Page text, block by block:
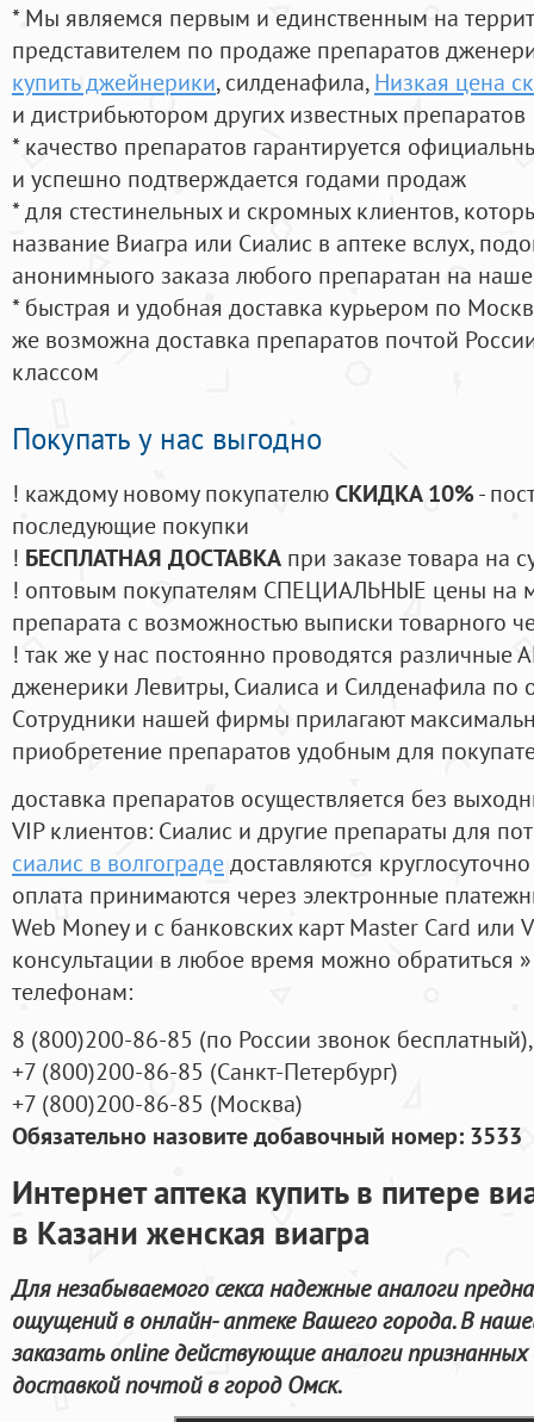
* Мы являемся первым и единственным на
представителем по продаже препаратов
купить джейнерики, силденафила, Низкая цена
и дистрибьютором других известных препаратов
* качество препаратов гарантируется
и успешно подтверждается годами продаж
* для стестинельных и скромных клиентов,
название Виагра или Сиалис в аптеке вслух,
анонимныого заказа любого препаратан на
* быстрая и удобная доставка курьером по
же возможна доставка препаратов почтой
классом
Покупать у нас выгодно
! каждому новому покупателюСКИДКА 10%-
последующие покупки
! БЕСПЛАТНАЯ ДОСТАВКА при заказе товара на
! оптовым покупателям СПЕЦИАЛЬНЫЕ цены на
препарата с возможностью выписки товарного
! так же у нас постоянно проводятся
дженерики Левитры, Сиалиса и Силденафила по
Cотрудники нашей фирмы прилагают
приобретение препаратов удобным для
доставка препаратов осуществляется без
VIP клиентов: Сиалис и другие препараты для
сиалис в волгоградедоставляются круглосуточно
оплата принимаются через электронные
Web Money и с банковских карт Master Card или
консультации в любое время можно обратиться
телефонам:
8 (800)200-86-85 (по России звонок бесплатный),
+7 (800)200-86-85 (Санкт-Петербург)
+7 (800)200-86-85 (Москва)
Обязательно назовите добавочный номер: 3533
Интернет аптека купить в питере
в Казани женская виагра
Для незабываемого секса надежные аналоги
ощущений в онлайн- аптеке Вашего города. В
заказать online действующие аналоги
доставкой почтой в город Омск.